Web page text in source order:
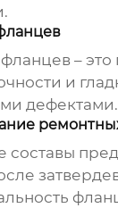
–
и
дефектами.
составы